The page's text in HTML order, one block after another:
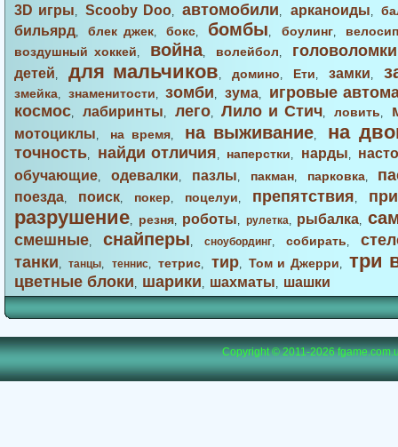
3D игры,Scooby Doo,автомобили, арканоиды,
бильярд,блек джек,бокс, бомбы, боулинг,
воздушный хоккей, война, волейбол, головоломки
детей, для мальчиков, домино, Ети, замки,
змейка, знаменитости,зомби, зума,
игровые
космос, лабиринты, лего,Лило и Стич,ловить,
мотоциклы, на время, на выживание, на
точность, найди отличия, наперстки, нарды,
обучающие, одевалки, пазлы, пакман, парковка,
поезда, поиск, покер, поцелуи, препятствия,
разрушение, резня, роботы, рулетка, рыбалка,
смешные, снайперы, сноубординг, собирать,
танки,танцы, теннис,тетрис, тир,Том и Джерри, три
цветные блоки, шарики, шахматы, шашки
Copyright © 2011-2026